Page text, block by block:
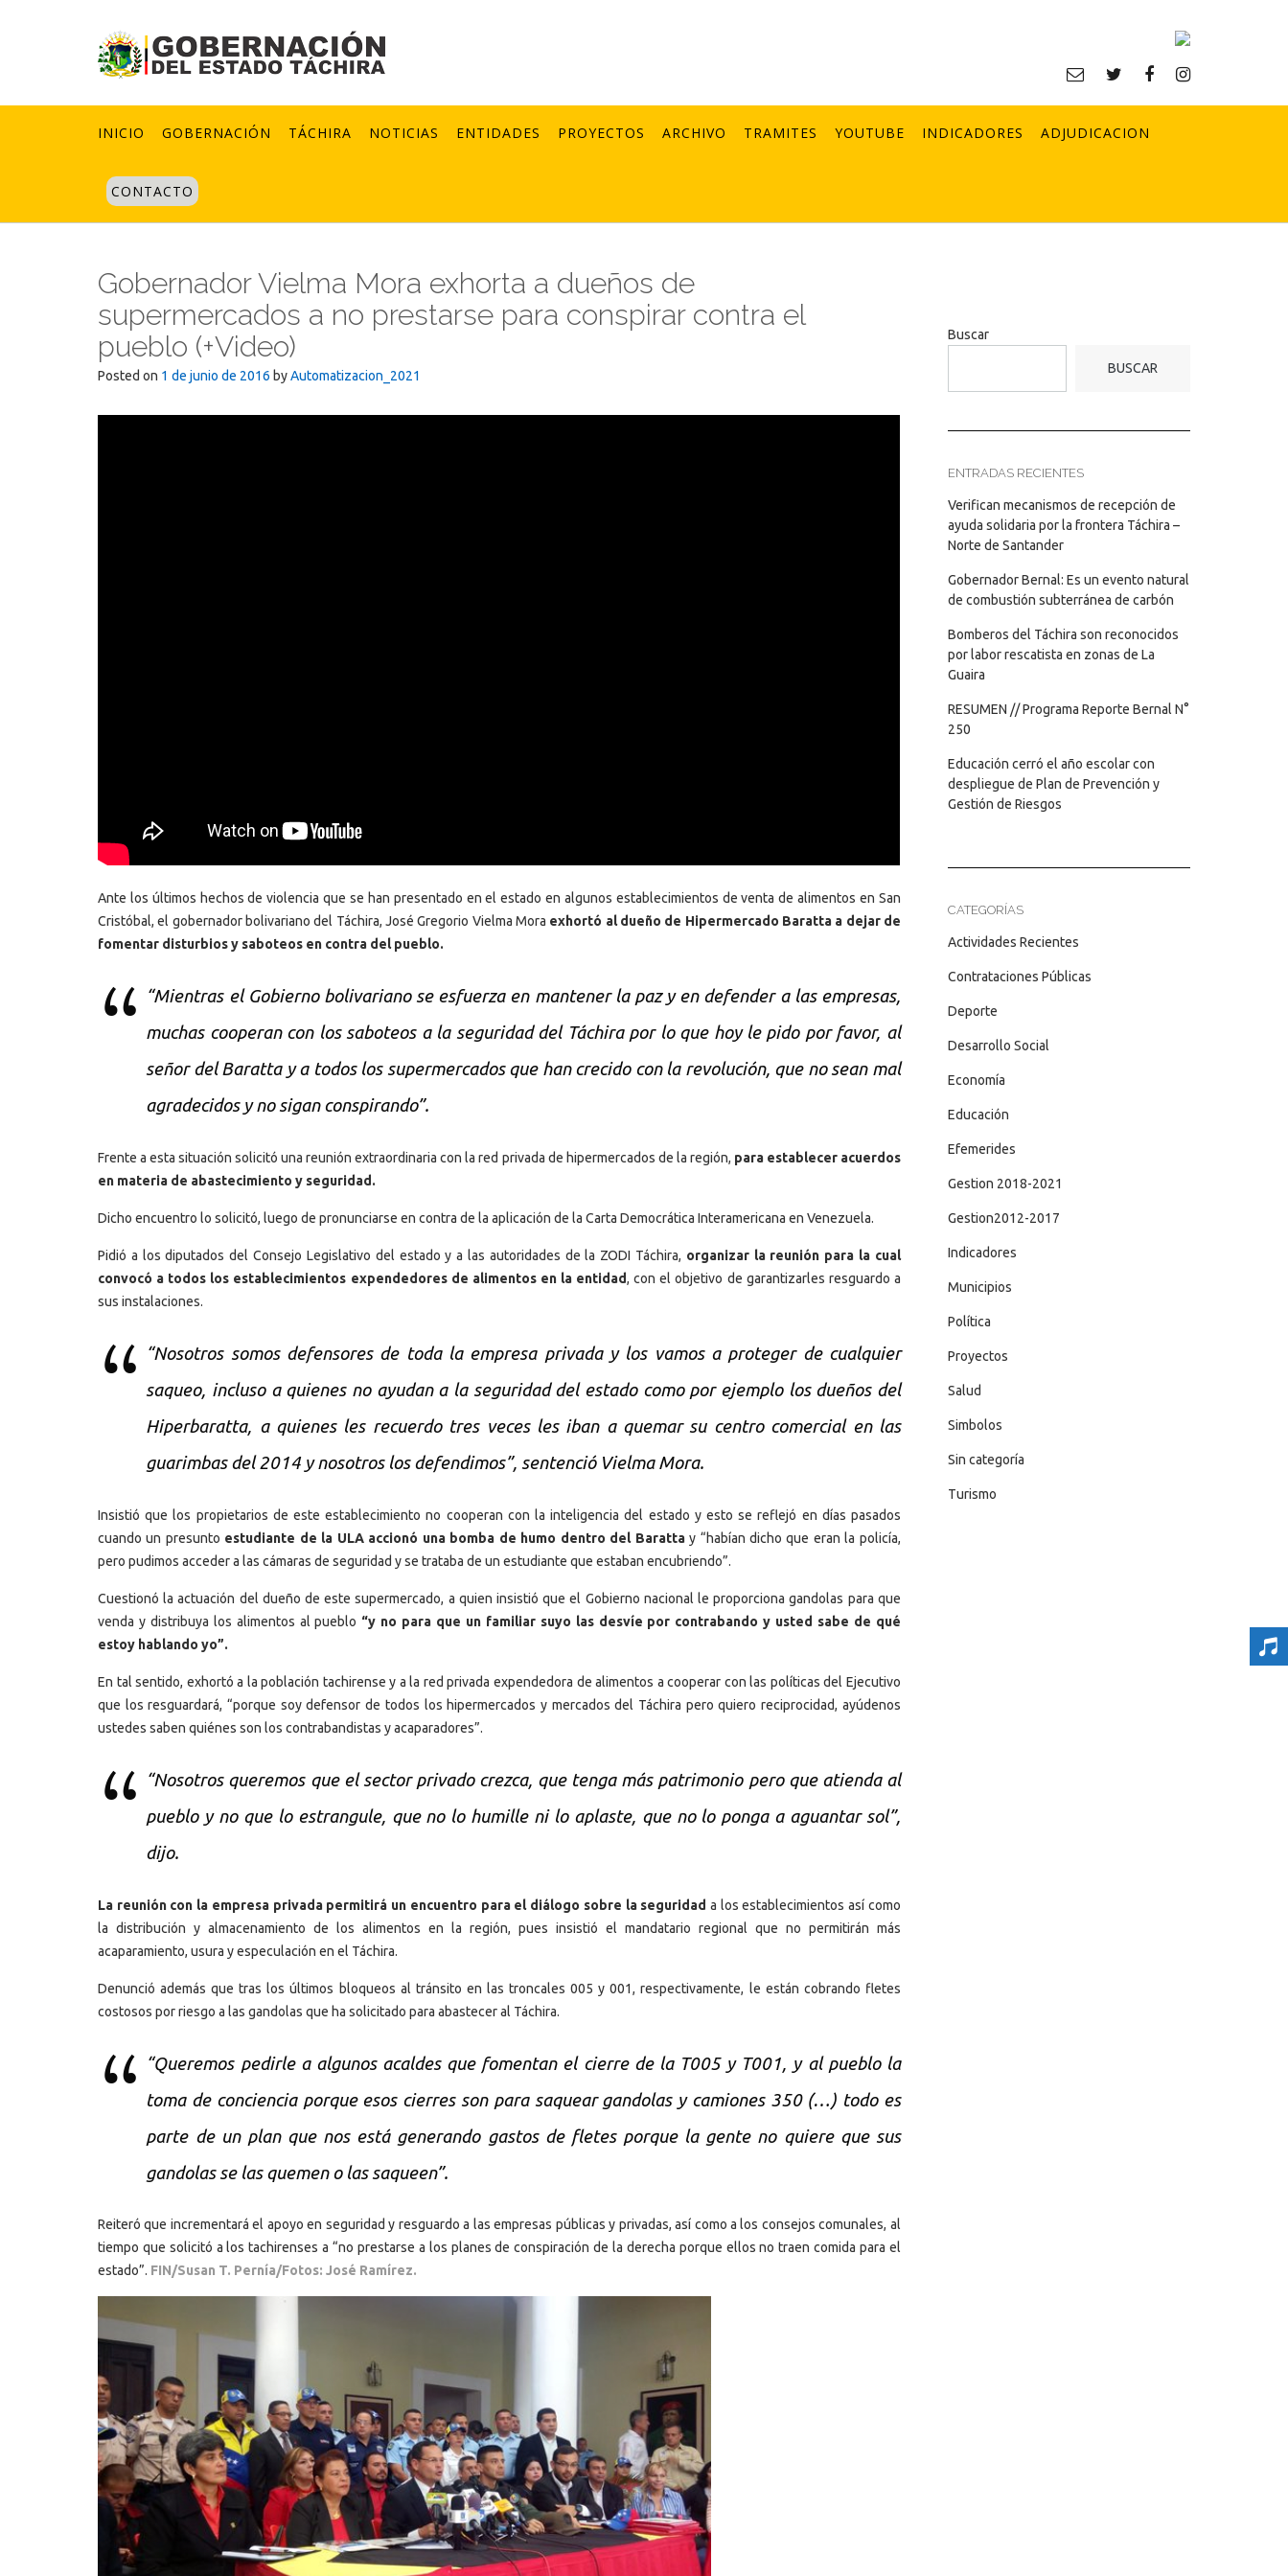
INICIO GOBERNACIÓN TÁCHIRA NOTICIAS ENTIDADES PROYECTOS ARCHIVO TRAMITES YOUTUBE INDICADORES ADJUDICACION
CONTACTO
Gobernador Vielma Mora exhorta a dueños de
supermercados a no prestarse para conspirar contra el
pueblo (+Video)
Posted on 1 de junio de 2016 byAutomatizacion_2021
Ante los últimos hechos de violencia que se han presentado en el estado en algunos establecimientos de venta de alimentos en San
Cristóbal, el gobernador bolivariano del Táchira, José Gregorio Vielma Mora exhortó al dueño de Hipermercado Baratta a dejar de
fomentar disturbios y saboteos en contra del pueblo.
“Mientras el Gobierno bolivariano se esfuerza en mantener la paz y en defender a las empresas,
muchas cooperan con los saboteos a la seguridad del Táchira por lo que hoy le pido por favor, al
señor del Baratta y a todos los supermercados que han crecido con la revolución, que no sean mal
agradecidos y no sigan conspirando”.
Frente a esta situación solicitó una reunión extraordinaria con la red privada de hipermercados de la región, para establecer acuerdos
en materia de abastecimiento y seguridad.
Dicho encuentro lo solicitó, luego de pronunciarse en contra de la aplicación de la Carta Democrática Interamericana en Venezuela.
Pidió a los diputados del Consejo Legislativo del estado y a las autoridades de la ZODI Táchira, organizar la reunión para la cual
convocó a todos los establecimientos expendedores de alimentos en la entidad, con el objetivo de garantizarles resguardo a
sus instalaciones.
“Nosotros somos defensores de toda la empresa privada y los vamos a proteger de cualquier
saqueo, incluso a quienes no ayudan a la seguridad del estado como por ejemplo los dueños del
Hiperbaratta, a quienes les recuerdo tres veces les iban a quemar su centro comercial en las
guarimbas del 2014 y nosotros los defendimos”, sentenció Vielma Mora.
Insistió que los propietarios de este establecimiento no cooperan con la inteligencia del estado y esto se reflejó en días pasados
cuando un presunto estudiante de la ULA accionó una bomba de humo dentro del Barattay “habían dicho que eran la policía,
pero pudimos acceder a las cámaras de seguridad y se trataba de un estudiante que estaban encubriendo”.
Cuestionó la actuación del dueño de este supermercado, a quien insistió que el Gobierno nacional le proporciona gandolas para que
venda y distribuya los alimentos al pueblo “y no para que un familiar suyo las desvíe por contrabando y usted sabe de qué
estoy hablando yo”.
En tal sentido, exhortó a la población tachirense y a la red privada expendedora de alimentos a cooperar con las políticas del Ejecutivo
que los resguardará, “porque soy defensor de todos los hipermercados y mercados del Táchira pero quiero reciprocidad, ayúdenos
ustedes saben quiénes son los contrabandistas y acaparadores”.
“Nosotros queremos que el sector privado crezca, que tenga más patrimonio pero que atienda al
pueblo y no que lo estrangule, que no lo humille ni lo aplaste, que no lo ponga a aguantar sol”,
dijo.
La reunión con la empresa privada permitirá un encuentro para el diálogo sobre la seguridad a los establecimientos así como
la distribución y almacenamiento de los alimentos en la región, pues insistió el mandatario regional que no permitirán más
acaparamiento, usura y especulación en el Táchira.
Denunció además que tras los últimos bloqueos al tránsito en las troncales 005 y 001, respectivamente, le están cobrando fletes
costosos por riesgo a las gandolas que ha solicitado para abastecer al Táchira.
“Queremos pedirle a algunos acaldes que fomentan el cierre de la T005 y T001, y al pueblo la
toma de conciencia porque esos cierres son para saquear gandolas y camiones 350 (…) todo es
parte de un plan que nos está generando gastos de fletes porque la gente no quiere que sus
gandolas se las quemen o las saqueen”.
Reiteró que incrementará el apoyo en seguridad y resguardo a las empresas públicas y privadas, así como a los consejos comunales, al
tiempo que solicitó a los tachirenses a “no prestarse a los planes de conspiración de la derecha porque ellos no traen comida para el
estado”. FIN/Susan T. Pernía/Fotos: José Ramírez.
Buscar
BUSCAR
ENTRADAS RECIENTES
Verifican mecanismos de recepción de
ayuda solidaria por la frontera Táchira –
Norte de Santander
Gobernador Bernal: Es un evento natural
de combustión subterránea de carbón
Bomberos del Táchira son reconocidos
por labor rescatista en zonas de La
Guaira
RESUMEN // Programa Reporte Bernal N°
250
Educación cerró el año escolar con
despliegue de Plan de Prevención y
Gestión de Riesgos
CATEGORÍAS
Actividades Recientes
Contrataciones Públicas
Deporte
Desarrollo Social
Economía
Educación
Efemerides
Gestion 2018-2021
Gestion2012-2017
Indicadores
Municipios
Política
Proyectos
Salud
Simbolos
Sin categoría
Turismo